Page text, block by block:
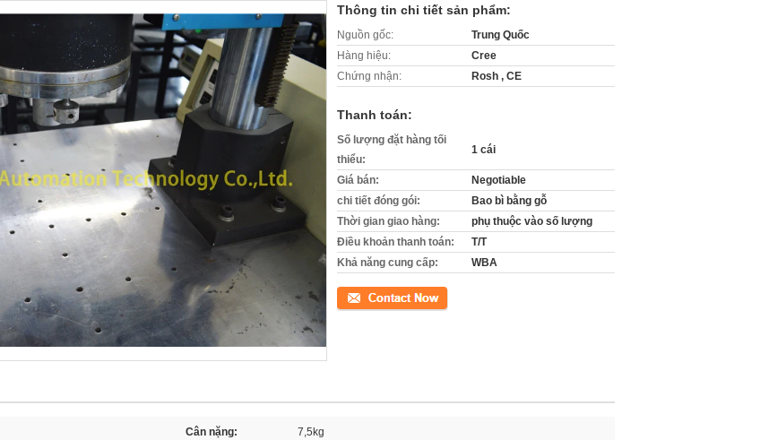
Thông tin chi tiết sản phẩm:
Nguồn gốc:
Trung Quốc
Hàng hiệu:
Cree
Chứng nhận:
Rosh , CE
Thanh toán:
Số lượng đặt hàng tối
thiểu:
1 cái
Giá bán:
Negotiable
chi tiết đóng gói:
Bao bì bằng gỗ
Thời gian giao hàng:
phụ thuộc vào số lượng
Điều khoản thanh toán:
T/T
Khả năng cung cấp:
WBA
Tiếp xúc
Cân nặng: 7,5kg